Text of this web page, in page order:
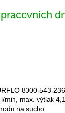
8000-543-
min, max. výtlak
na sucho.